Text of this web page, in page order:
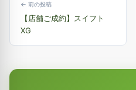
← 前の投稿
【店舗ご成約】スイフト
XG